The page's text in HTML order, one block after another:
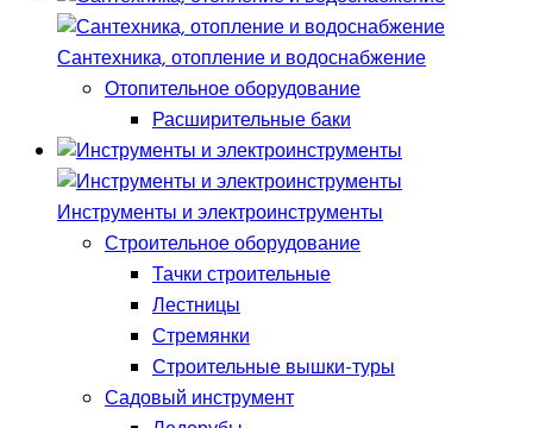
Сантехника, отопление и водоснабжение
Отопительное оборудование
Расширительные баки
Инструменты и электроинструменты
Строительное оборудование
Тачки строительные
Лестницы
Стремянки
Строительные вышки-туры
Садовый инструмент